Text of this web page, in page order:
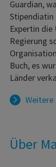
Guardian,
Stipendiatin
Expertin die
Regierung
Buch, es
Länder
Weitere
Über